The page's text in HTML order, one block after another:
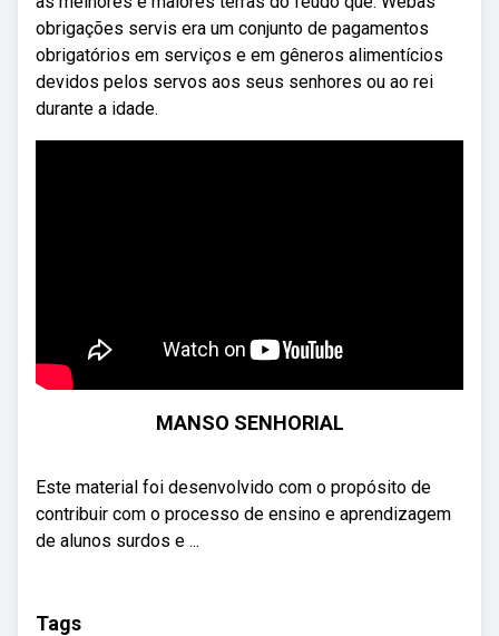
obrigações servis era um conjunto de pagamentos
obrigatórios em serviços e em gêneros alimentícios
devidos pelos servos aos seus senhores ou ao rei
durante a idade.
MANSO SENHORIAL
Este material foi desenvolvido com o propósito de
contribuir com o processo de ensino e aprendizagem
de alunos surdos e ...
Tags